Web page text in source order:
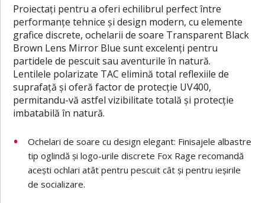
Proiectați pentru a oferi echilibrul perfect între
performanțe tehnice și design modern, cu elemente
grafice discrete, ochelarii de soare Transparent Black
Brown Lens Mirror Blue sunt excelenți pentru
partidele de pescuit sau aventurile în natură.
Lentilele polarizate TAC elimină total reflexiile de
suprafață și oferă factor de protecție UV400,
permitandu-vă astfel vizibilitate totală și protecție
imbatabilă în natură.
Ochelari de soare cu design elegant: Finisajele albastre
tip oglindă și logo-urile discrete Fox Rage recomandă
acești ochlari atât pentru pescuit cât și pentru ieșirile
de socializare.